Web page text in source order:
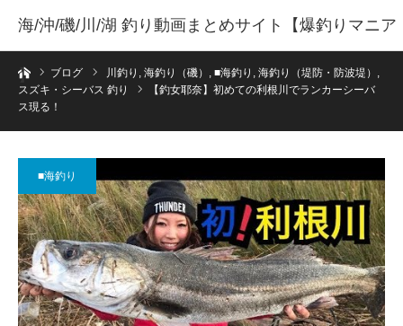
海/沖/磯/川/湖 釣り動画まとめサイト【爆釣りマニア
】ホームブログ 川釣り , 海釣り（磯） , ■海釣り , 海釣り（堤防・防波堤） ,
スズキ・シーバス 釣り
【釣女耶奈】初めての利根川でランカーシーバ
ス現る！
■海釣り